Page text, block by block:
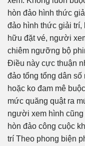
hòn đảo hình thức
đảo hình thức giải trí,
hữu đặt vé, người
chiêm ngưỡng bộ
Điều này cực thuận
đảo tổng tổng dân
hoặc ko đam mê
mức quăng quật ra
người xem hình
hòn đảo công cuộc
trí Theo phong biện